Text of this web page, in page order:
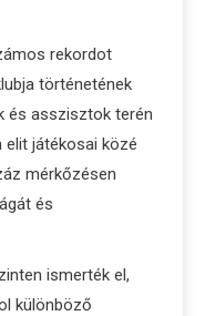
rekordot
történetének
és asszisztok terén
játékosai közé
mérkőzésen
és
ismerték el,
különböző